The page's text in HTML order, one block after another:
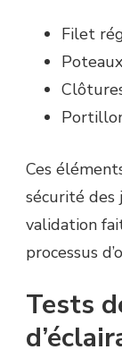
Filet
Ces
sécurité des
validation
processus
Tests